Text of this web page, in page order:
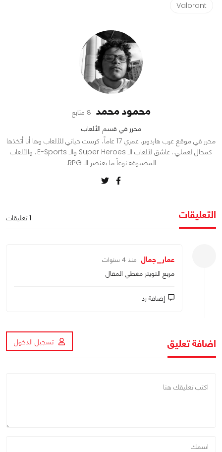
Valorant
محمود محمد 8 متابع
محرر في قسم الألعاب
محرر في موقع عرب هاردوير. عمري 17 عاماً، كرست حياتي للألعاب وها أنا أتخذها
كمجال لعملي.. عاشق لألعاب الـ Super Heroes والـ E-Sports، والألعاب
المصبوغة نوعاً ما بعنصر الـ RPG.
التعليقات 1 تعليقات
عمار_جمال منذ 4 سنوات
مربع التويتر مغطي المقال
إضافة رد
اضافة تعليق تسجيل الدخول